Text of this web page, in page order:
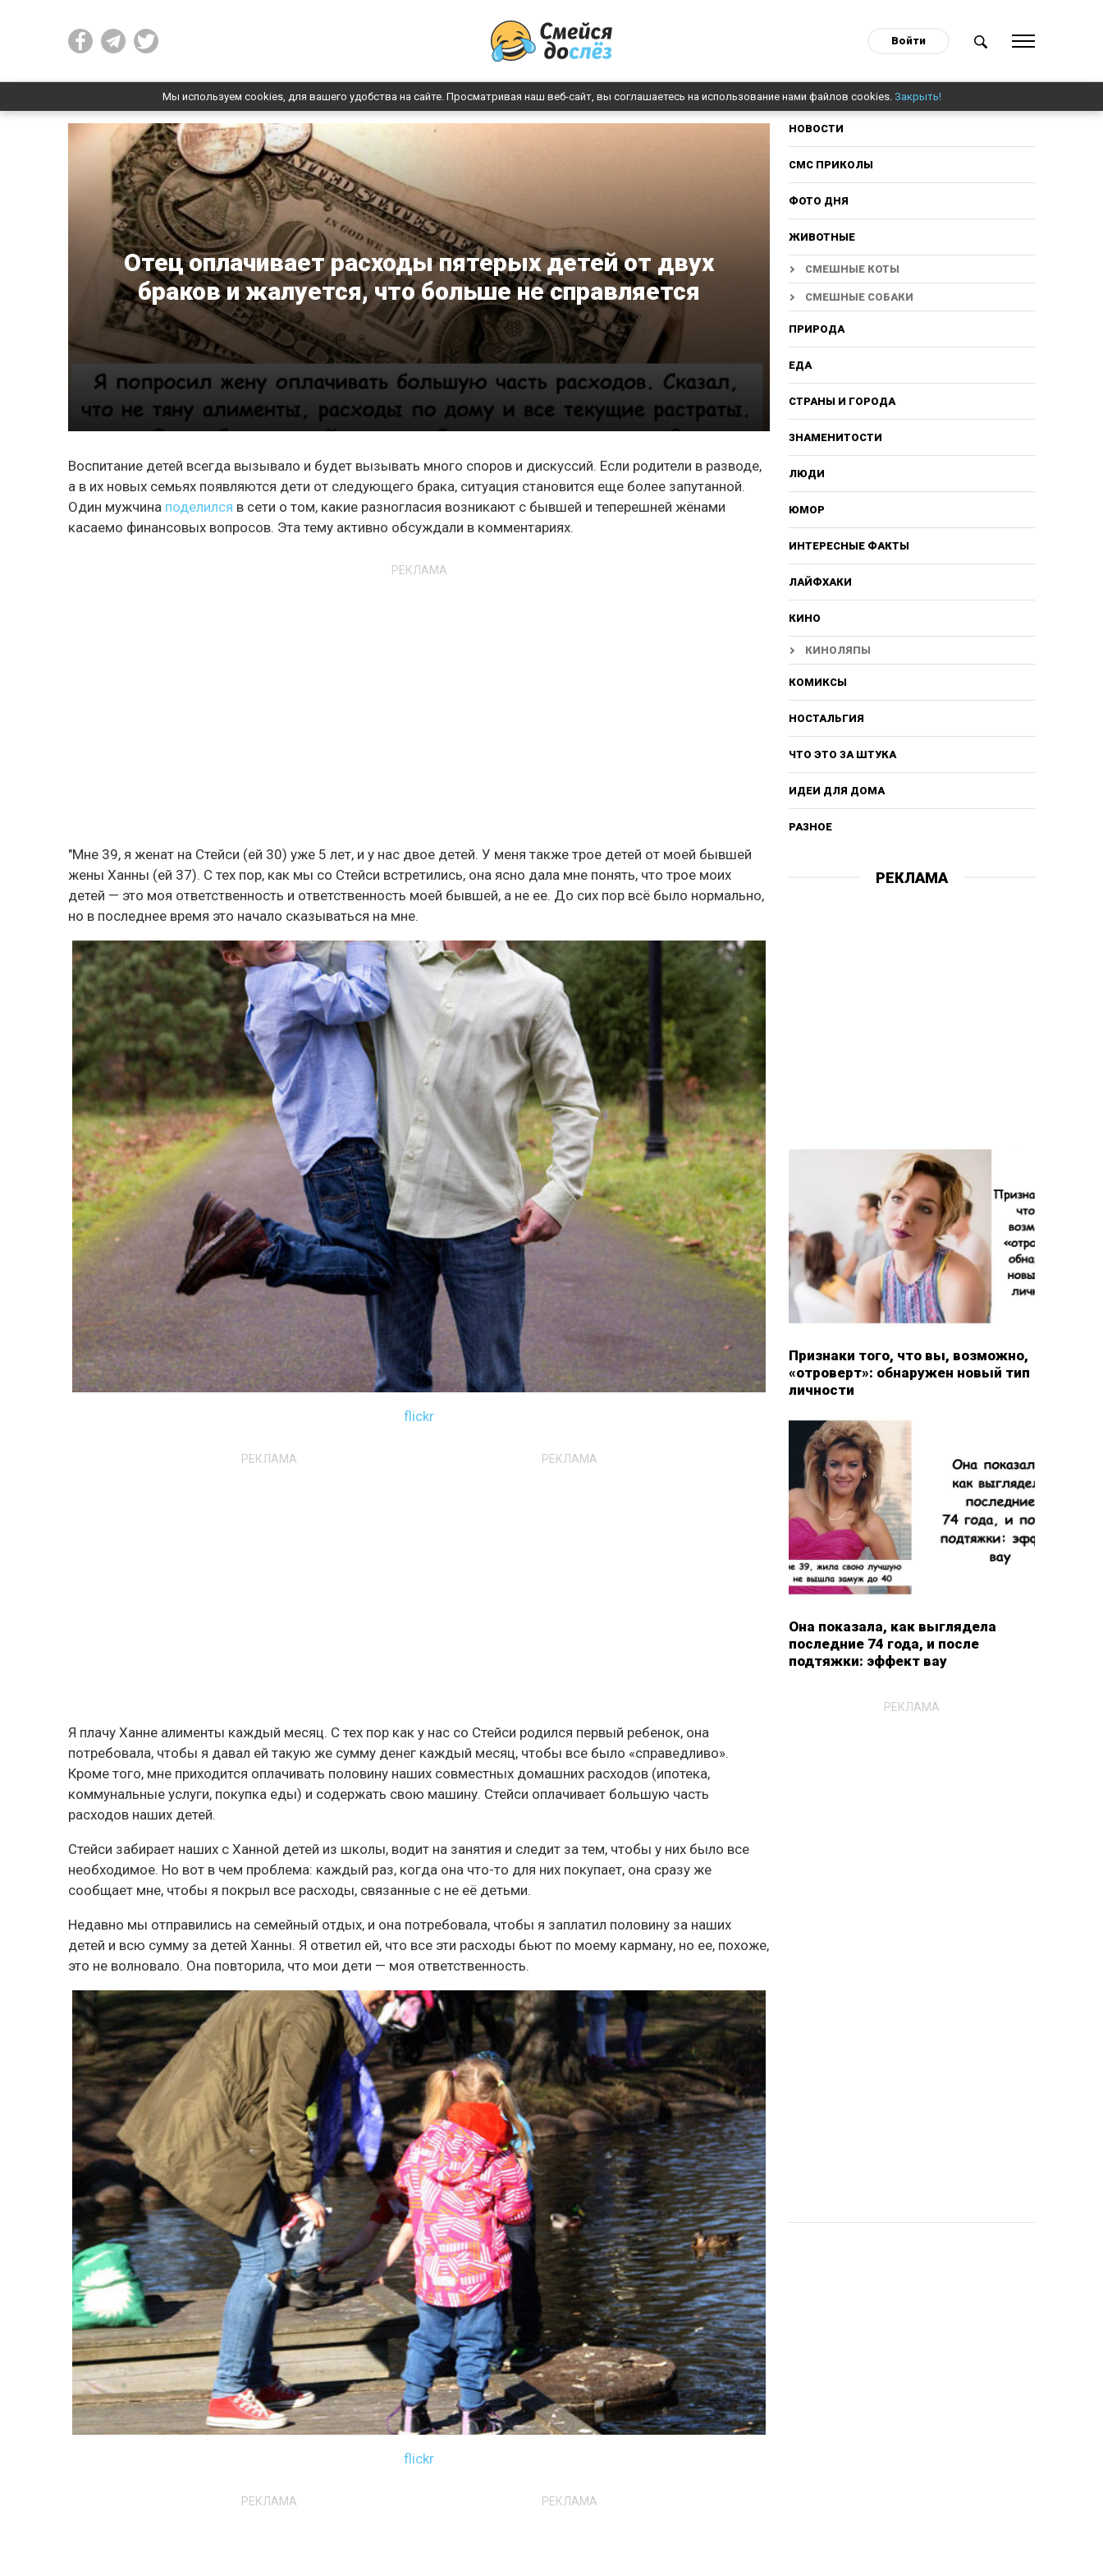
Войти
Мы используем cookies, для вашего удобства на сайте. Просматривая наш веб-сайт, вы соглашаетесь на использование нами файлов cookies. Закрыть!
Отец оплачивает расходы пятерых детей от двух
браков и жалуется, что больше не справляется
Воспитание детей всегда вызывало и будет вызывать много споров и дискуссий. Если родители в разводе,
а в их новых семьях появляются дети от следующего брака, ситуация становится еще более запутанной.
Один мужчина поделился в сети о том, какие разногласия возникают с бывшей и теперешней жёнами
касаемо финансовых вопросов. Эта тему активно обсуждали в комментариях.
РЕКЛАМА
"Мне 39, я женат на Стейси (ей 30) уже 5 лет, и у нас двое детей. У меня также трое детей от моей бывшей
жены Ханны (ей 37). С тех пор, как мы со Стейси встретились, она ясно дала мне понять, что трое моих
детей — это моя ответственность и ответственность моей бывшей, а не ее. До сих пор всё было нормально,
но в последнее время это начало сказываться на мне.
flickr
РЕКЛАМА РЕКЛАМА
Я плачу Ханне алименты каждый месяц. С тех пор как у нас со Стейси родился первый ребенок, она
потребовала, чтобы я давал ей такую же сумму денег каждый месяц, чтобы все было «справедливо».
Кроме того, мне приходится оплачивать половину наших совместных домашних расходов (ипотека,
коммунальные услуги, покупка еды) и содержать свою машину. Стейси оплачивает большую часть
расходов наших детей.
Стейси забирает наших с Ханной детей из школы, водит на занятия и следит за тем, чтобы у них было все
необходимое. Но вот в чем проблема: каждый раз, когда она что-то для них покупает, она сразу же
сообщает мне, чтобы я покрыл все расходы, связанные с не её детьми.
Недавно мы отправились на семейный отдых, и она потребовала, чтобы я заплатил половину за наших
детей и всю сумму за детей Ханны. Я ответил ей, что все эти расходы бьют по моему карману, но ее, похоже,
это не волновало. Она повторила, что мои дети — моя ответственность.
flickr
РЕКЛАМА РЕКЛАМА
НОВОСТИ
СМС ПРИКОЛЫ
ФОТО ДНЯ
ЖИВОТНЫЕ
СМЕШНЫЕ КОТЫ
СМЕШНЫЕ СОБАКИ
ПРИРОДА
ЕДА
СТРАНЫ И ГОРОДА
ЗНАМЕНИТОСТИ
ЛЮДИ
ЮМОР
ИНТЕРЕСНЫЕ ФАКТЫ
ЛАЙФХАКИ
КИНО
КИНОЛЯПЫ
КОМИКСЫ
НОСТАЛЬГИЯ
ЧТО ЭТО ЗА ШТУКА
ИДЕИ ДЛЯ ДОМА
РАЗНОЕ
РЕКЛАМА
Признаки того, что вы, возможно,
«отроверт»: обнаружен новый тип
личности
Она показала, как выглядела
последние 74 года, и после
подтяжки: эффект вау
РЕКЛАМА